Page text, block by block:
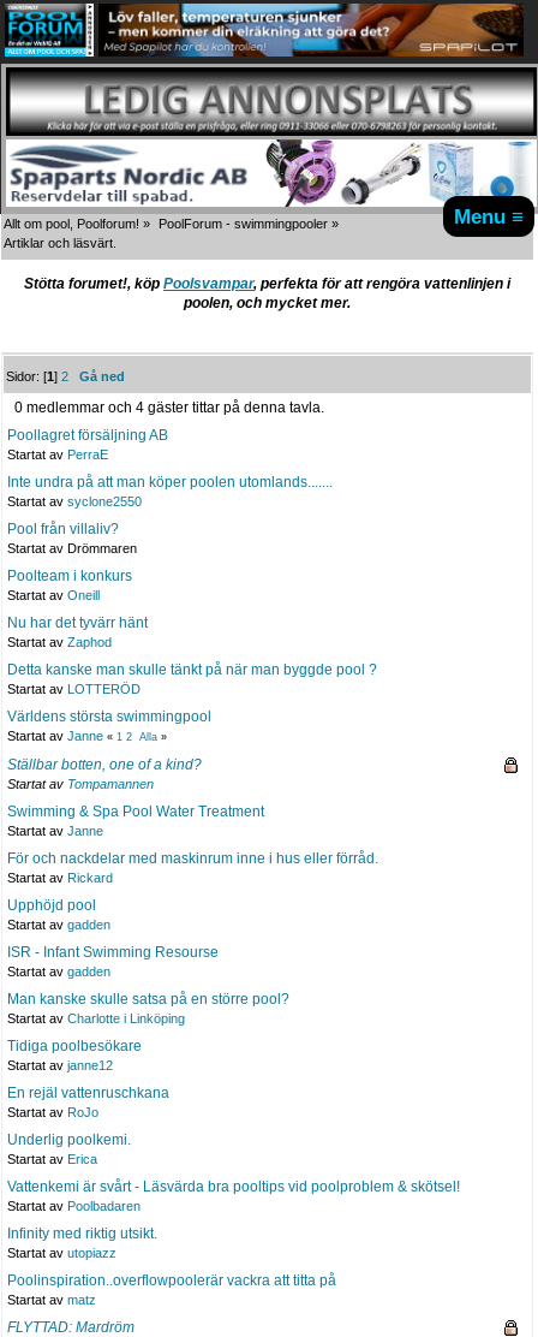
Menu ≡
Allt om pool, Poolforum! » PoolForum - swimmingpooler »
Artiklar och läsvärt.
Stötta forumet!, köp Poolsvampar, perfekta för att rengöra vattenlinjen i
poolen, och mycket mer.
Sidor: [1]2 Gå ned
0 medlemmar och 4 gäster tittar på denna tavla.
Poollagret försäljning AB
Startat av PerraE
Inte undra på att man köper poolen utomlands.......
Startat av syclone2550
Pool från villaliv?
Startat av Drömmaren
Poolteam i konkurs
Startat av Oneill
Nu har det tyvärr hänt
Startat av Zaphod
Detta kanske man skulle tänkt på när man byggde pool ?
Startat av LOTTERÖD
Världens största swimmingpool
Startat av Janne « 1 2 Alla »
Ställbar botten, one of a kind?
Startat av Tompamannen
Swimming & Spa Pool Water Treatment
Startat av Janne
För och nackdelar med maskinrum inne i hus eller förråd.
Startat av Rickard
Upphöjd pool
Startat av gadden
ISR - Infant Swimming Resourse
Startat av gadden
Man kanske skulle satsa på en större pool?
Startat av Charlotte i Linköping
Tidiga poolbesökare
Startat av janne12
En rejäl vattenruschkana
Startat av RoJo
Underlig poolkemi.
Startat av Erica
Vattenkemi är svårt - Läsvärda bra pooltips vid poolproblem & skötsel!
Startat av Poolbadaren
Infinity med riktig utsikt.
Startat av utopiazz
Poolinspiration..overflowpoolerär vackra att titta på
Startat av matz
FLYTTAD: Mardröm